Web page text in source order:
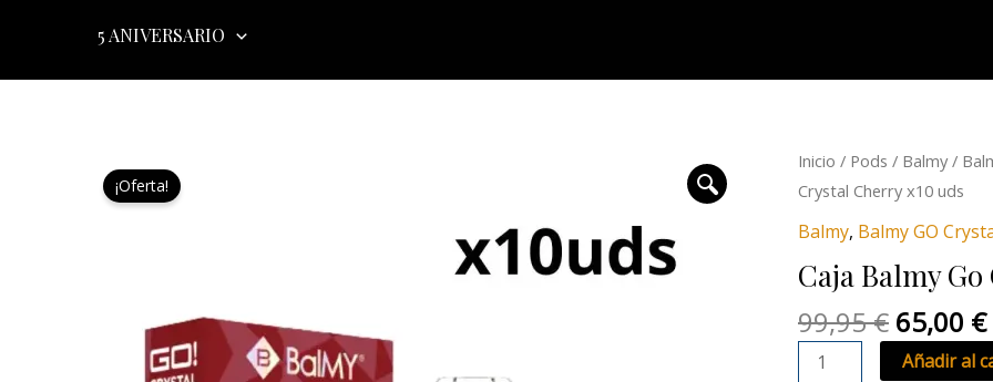
5 ANIVERSARIO
¡Oferta!
Inicio / Pods / Balmy/
Crystal Cherry x10 uds
Balmy, Balmy GO
Caja Balmy
99,95€
El
precio
original
era:
99,95 €.
65,00 €
Caja
Balmy
Go
Crystal
Cherry
x10
uds
cantidad
Añadir al